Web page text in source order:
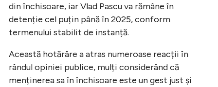
din închisoare, iar Vlad Pascu va rămâne în
detenție cel puțin până în 2025, conform
termenului stabilit de instanță.
Această hotărâre a atras numeroase reacții în
rândul opiniei publice, mulți considerând că
menținerea sa în închisoare este un gest just și